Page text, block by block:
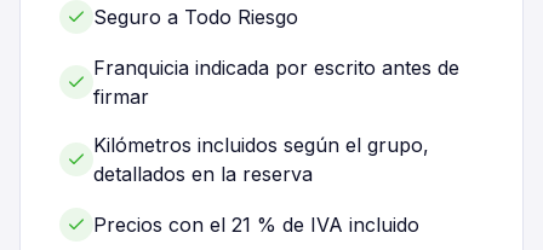
Seguro a Todo Riesgo
Franquicia indicada por escrito antes de
firmar
Kilómetros incluidos según el grupo,
detallados en la reserva
Precios con el 21 % de IVA incluido